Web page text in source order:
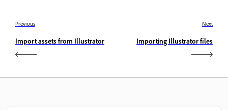
Previous
Import assets from Illustrator
Next
Importing Illustrator files